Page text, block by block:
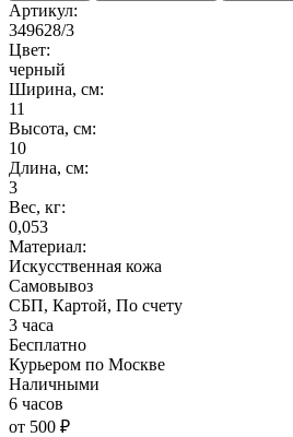
Артикул:
349628/3
Цвет:
черный
Ширина, см:
11
Высота, см:
10
Длина, см:
3
Вес, кг:
0,053
Материал:
Искусственная кожа
Самовывоз
СБП, Картой, По счету
3 часа
Бесплатно
Курьером по Москве
Наличными
6 часов
от 500 ₽